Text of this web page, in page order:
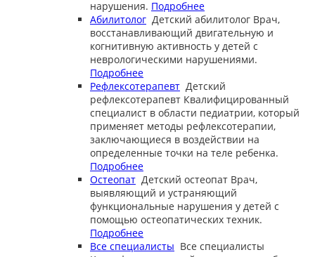
нарушения. Подробнее
Абилитолог Детский абилитолог Врач,
восстанавливающий двигательную и
когнитивную активность у детей с
неврологическими нарушениями.
Подробнее
Рефлексотерапевт Детский
рефлексотерапевт Квалифицированный
специалист в области педиатрии, который
применяет методы рефлексотерапии,
заключающиеся в воздействии на
определенные точки на теле ребенка.
Подробнее
Остеопат Детский остеопат Врач,
выявляющий и устраняющий
функциональные нарушения у детей с
помощью остеопатических техник.
Подробнее
Все специалисты Все специалисты